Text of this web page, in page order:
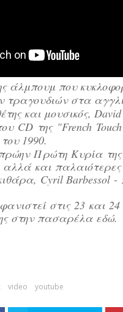
άλμπουμ που
τραγουδιών στα
και μουσικός, David
CD της "French
1990.
Πρώτη Κυρία
και παλαιότερες
Cyril Barbessol
στις 23 και
στην πασαρέλα εδώ.
video youtube